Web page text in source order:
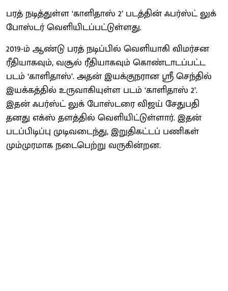
பரத் நடித்துள்ள ‘காளிதாஸ் 2’ படத்தின் ஃபர்ஸ்ட் லுக்
போஸ்டர் வெளியிடப்பட்டுள்ளது.
2019-ம் ஆண்டு பரத் நடிப்பில் வெளியாகி விமர்சன
ரீதியாகவும், வசூல் ரீதியாகவும் கொண்டாடப்பட்ட
படம் ‘காளிதாஸ்’. அதன் இயக்குநரான ஸ்ரீ செந்தில்
இயக்கத்தில் உருவாகியுள்ள படம் ‘காளிதாஸ் 2’.
இதன் ஃபர்ஸ்ட் லுக் போஸ்டரை விஜய் சேதுபதி
தனது எக்ஸ் தளத்தில் வெளியிட்டுள்ளார். இதன்
படப்பிடிப்பு முடிவடைந்து, இறுதிகட்டப் பணிகள்
மும்முரமாக நடைபெற்று வருகின்றன.